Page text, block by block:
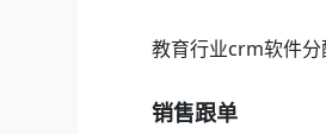
教育行业crm软件分
销售跟单